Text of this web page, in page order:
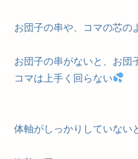
お団子の串や、コマの芯の
お団子の串がないと、お団
コマは上手く回らない
体軸がしっかりしていない